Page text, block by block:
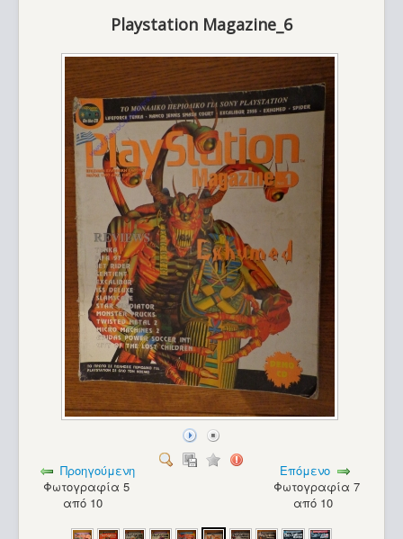
PC Master
PC Master_152
Playstation Magazine_6
Προηγούμενη
Φωτογραφία 5
από 10
Επόμενο
Φωτογραφία 7
από 10